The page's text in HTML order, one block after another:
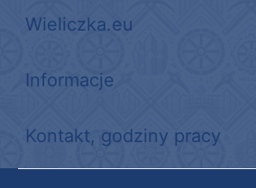
Wieliczka.eu
Informacje
Kontakt, godziny pracy